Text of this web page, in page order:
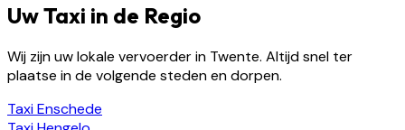
Uw Taxi in de Regio
Wij zijn uw lokale vervoerder in Twente. Altijd snel ter
plaatse in de volgende steden en dorpen.
TaxiEnschede